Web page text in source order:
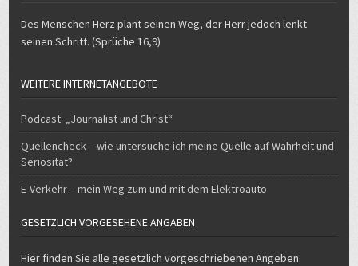
Des Menschen Herz plant seinen Weg, der Herr jedoch lenkt
seinen Schritt. (Sprüche 16,9)
WEITERE INTERNETANGEBOTE
Podcast „Journalist und Christ“
Quellencheck – wie untersuche ich meine Quelle auf Wahrheit und
Seriosität?
E-Verkehr – mein Weg zum und mit dem Elektroauto
GESETZLICH VORGESEHENE ANGABEN
Hier finden Sie alle gesetzlich vorgeschriebenen Angeben.